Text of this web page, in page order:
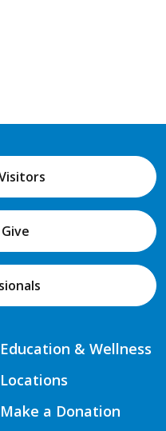
Education & Wellness
Locations
Make a Donation